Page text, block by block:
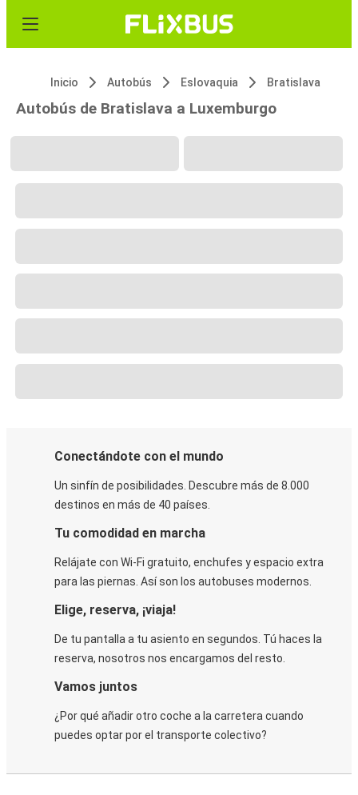
Inicio Autobús Eslovaquia Bratislava
Autobús de Bratislava a Luxemburgo
Conectándote con el mundo
Un sinfín de posibilidades. Descubre más de 8.000
destinos en más de 40 países.
Tu comodidad en marcha
Relájate con Wi-Fi gratuito, enchufes y espacio extra
para las piernas. Así son los autobuses modernos.
Elige, reserva, ¡viaja!
De tu pantalla a tu asiento en segundos. Tú haces la
reserva, nosotros nos encargamos del resto.
Vamos juntos
¿Por qué añadir otro coche a la carretera cuando
puedes optar por el transporte colectivo?